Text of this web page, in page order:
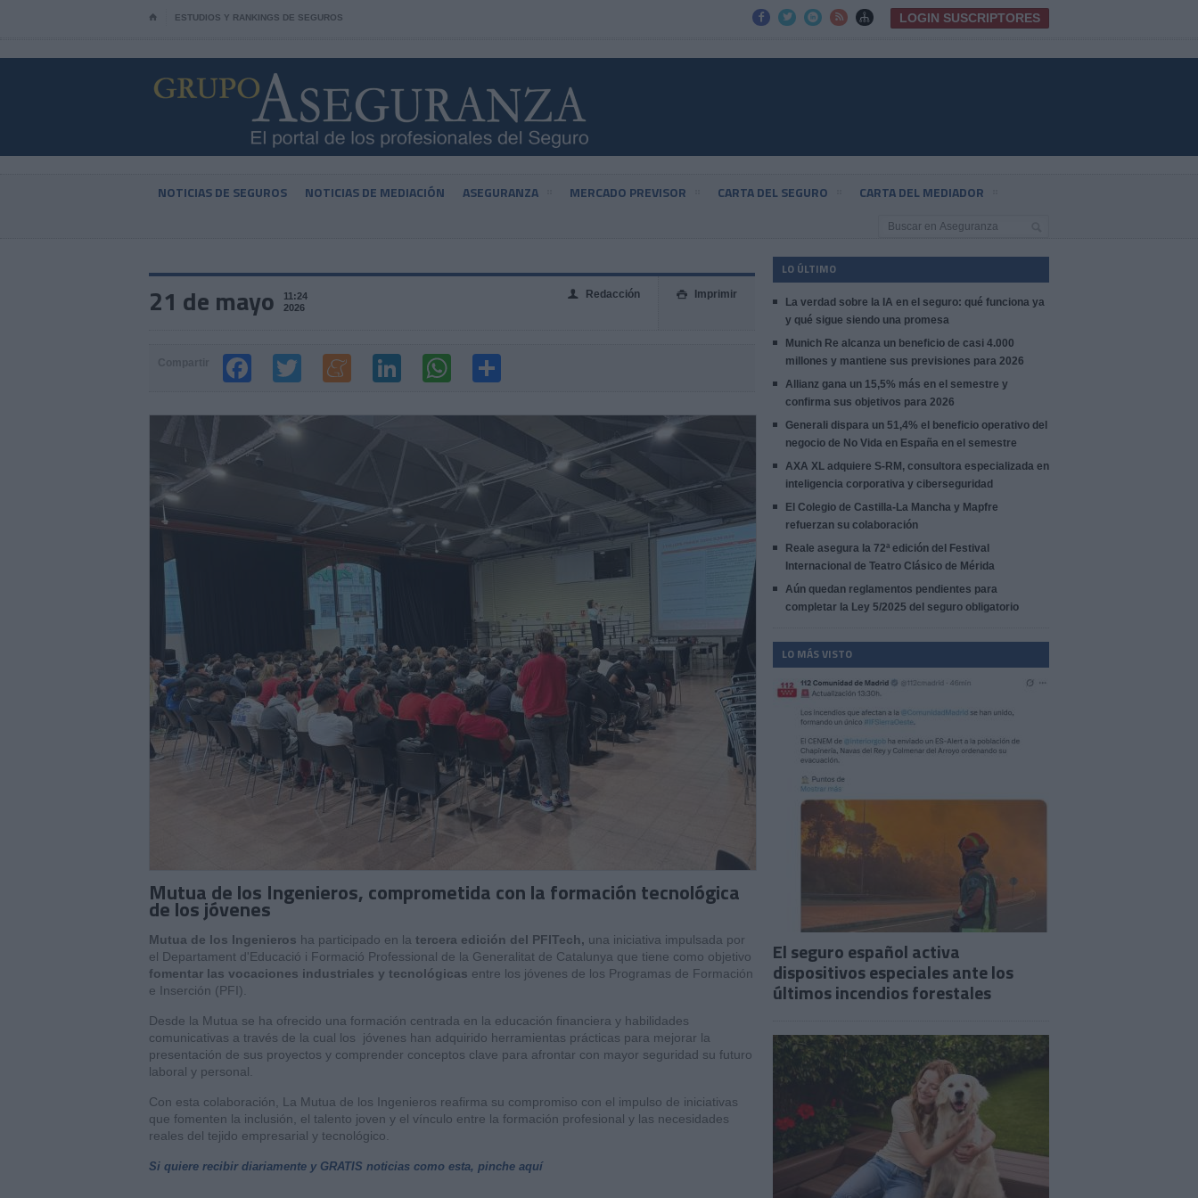
⌂ ESTUDIOS Y RANKINGS DE SEGUROS      LOGIN SUSCRIPTORES
NOTICIAS DE SEGUROS NOTICIAS DE MEDIACIÓN ASEGURANZA MERCADO PREVISOR CARTA DEL SEGURO CARTA DEL MEDIADOR
21 de mayo
11:24
2026
 Imprimir
👤 Redacción
Mutua de los Ingenieros, comprometida con la formación tecnológica
de los jóvenes
Mutua de los Ingenieros ha participado en la tercera edición del PFITech, una iniciativa impulsada por
el Departament d'Educació i Formació Professional de la Generalitat de Catalunya que tiene como objetivo
fomentar las vocaciones industriales y tecnológicas entre los jóvenes de los Programas de Formación
e Inserción (PFI).
Desde la Mutua se ha ofrecido una formación centrada en la educación financiera y habilidades
comunicativas a través de la cual los jóvenes han adquirido herramientas prácticas para mejorar la
presentación de sus proyectos y comprender conceptos clave para afrontar con mayor seguridad su futuro
laboral y personal.
Con esta colaboración, La Mutua de los Ingenieros reafirma su compromiso con el impulso de iniciativas
que fomenten la inclusión, el talento joven y el vínculo entre la formación profesional y las necesidades
reales del tejido empresarial y tecnológico.
Si quiere recibir diariamente y GRATIS noticias como esta, pinche aquí
LO ÚLTIMO
La verdad sobre la IA en el seguro: qué funciona ya
y qué sigue siendo una promesa
Munich Re alcanza un beneficio de casi 4.000
millones y mantiene sus previsiones para 2026
Allianz gana un 15,5% más en el semestre y
confirma sus objetivos para 2026
Generali dispara un 51,4% el beneficio operativo del
negocio de No Vida en España en el semestre
AXA XL adquiere S-RM, consultora especializada en
inteligencia corporativa y ciberseguridad
El Colegio de Castilla-La Mancha y Mapfre
refuerzan su colaboración
Reale asegura la 72ª edición del Festival
Internacional de Teatro Clásico de Mérida
Aún quedan reglamentos pendientes para
completar la Ley 5/2025 del seguro obligatorio
LO MÁS VISTO
El seguro español activa
dispositivos especiales ante los
últimos incendios forestales